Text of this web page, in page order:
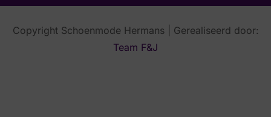
Copyright Schoenmode Hermans | Gerealiseerd door:
Team F&J